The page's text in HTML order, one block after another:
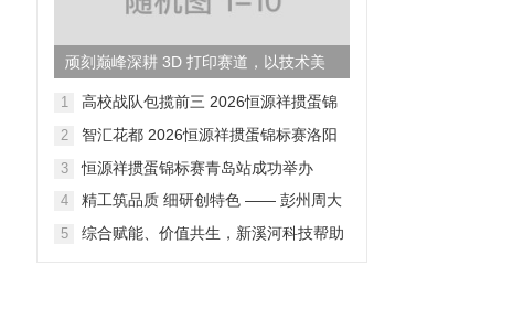
顽刻巅峰深耕 3D 打印赛道，以技术美
学重构国货鞋履产业新格...
1
高校战队包揽前三 2026恒源祥掼蛋锦
2
智汇花都 2026恒源祥掼蛋锦标赛洛阳
3 恒源祥掼蛋锦标赛青岛站成功举办
4
精工筑品质 细研创特色 —— 彭州周大
5
综合赋能、价值共生，新溪河科技帮助